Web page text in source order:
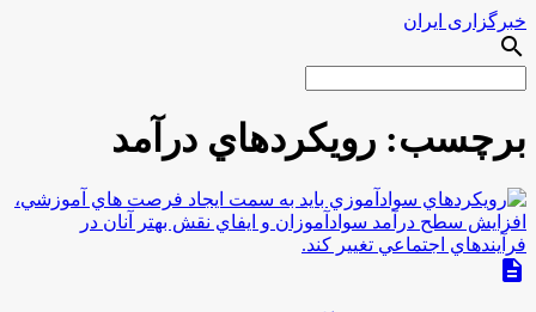
خبرگزاری ایران
search
برچسب: رويكردهاي درآمد
description